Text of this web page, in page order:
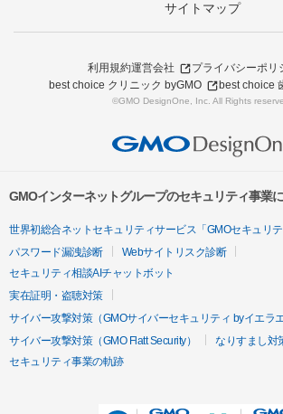
サイトマップ
利用規約運営会社
プライバシーポリ
best choice クリニック byGMO
best choice
©GMO DesignOne, Inc. All Rights
GMOインターネットグループのセキュリティ事業
世界初総合ネットセキュリティサービス「GMOセキュリテ
パスワード漏洩診断
Webサイトリスク診断
セキュリティ相談AIチャットボット
実在証明・盗聴対策
サイバー攻撃対策（GMOサイバーセキュリティ byイエラエ
サイバー攻撃対策（GMO Flatt Security）
なりすまし対
セキュリティ事業の軌跡